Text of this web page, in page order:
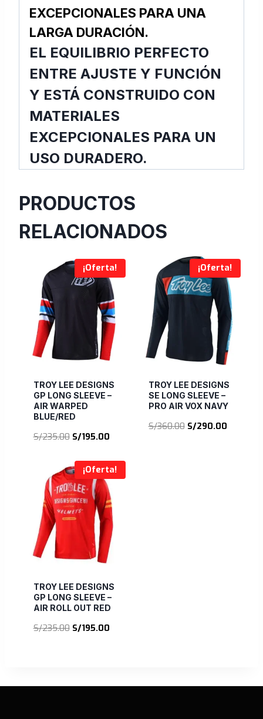
EXCEPCIONALES PARA UNA
LARGA DURACIÓN.
EL EQUILIBRIO PERFECTO
ENTRE AJUSTE Y FUNCIÓN
Y ESTÁ CONSTRUIDO CON
MATERIALES
EXCEPCIONALES PARA UN
USO DURADERO.
PRODUCTOS
RELACIONADOS
¡Oferta!
TROY LEE DESIGNS
GP LONG SLEEVE –
AIR WARPED
BLUE/RED
S/235.00 El
original
era:
S/235.00.
S/195.00El
actual
es:
S/195.00.
¡Oferta!
TROY LEE DESIGNS
SE LONG SLEEVE –
PRO AIR VOX NAVY
S/360.00 El
S/290.00El
¡Oferta!
TROY LEE DESIGNS
GP LONG SLEEVE –
AIR ROLL OUT RED
S/235.00 El
S/195.00El